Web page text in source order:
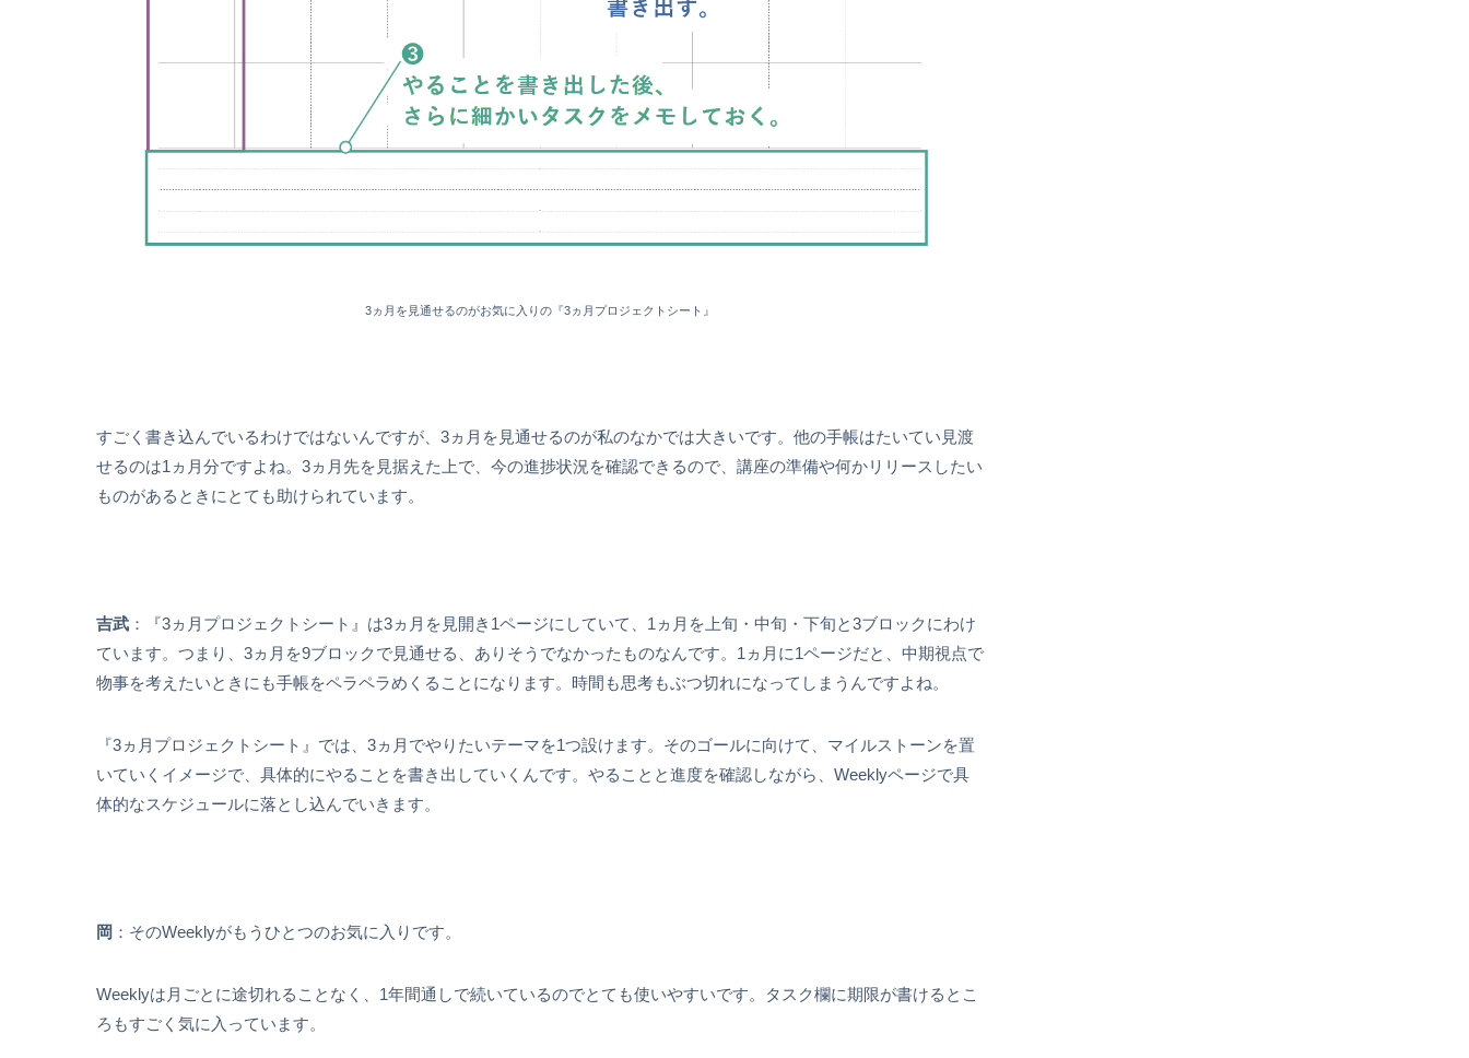
3ヵ月を見通せるのがお気に入りの『3ヵ月プロジェクトシート』
すごく書き込んでいるわけではないんですが、3ヵ月を見通せるのが私のなかでは大きいです。他の手帳はたいてい見渡
せるのは1ヵ月分ですよね。3ヵ月先を見据えた上で、今の進捗状況を確認できるので、講座の準備や何かリリースしたい
ものがあるときにとても助けられています。
吉武 ：『3ヵ月プロジェクトシート』は3ヵ月を見開き1ページにしていて、1ヵ月を上旬・中旬・下旬と3ブロックにわけ
ています。つまり、3ヵ月を9ブロックで見通せる、ありそうでなかったものなんです。1ヵ月に1ページだと、中期視点で
物事を考えたいときにも手帳をペラペラめくることになります。時間も思考もぶつ切れになってしまうんですよね。
『3ヵ月プロジェクトシート』では、3ヵ月でやりたいテーマを1つ設けます。そのゴールに向けて、マイルストーンを置
いていくイメージで、具体的にやることを書き出していくんです。やることと進度を確認しながら、Weeklyページで具
体的なスケジュールに落とし込んでいきます。
岡 ：そのWeeklyがもうひとつのお気に入りです。
Weeklyは月ごとに途切れることなく、1年間通しで続いているのでとても使いやすいです。タスク欄に期限が書けるとこ
ろもすごく気に入っています。